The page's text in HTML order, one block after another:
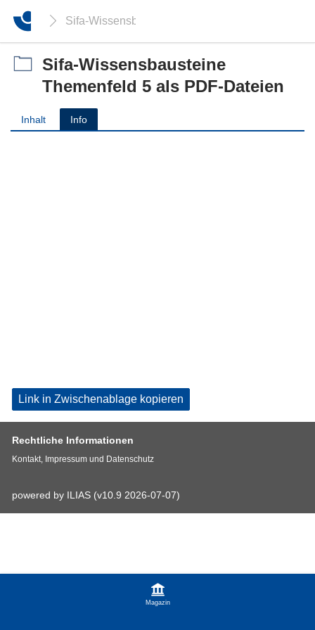
Sifa-Wissensbausteine Themenfeld 5 als PDF-
Magazin
Sifa-Wissensbausteine
Themenfeld 5 als PDF-Dateien
Inhalt Info
Link in Zwischenablage kopieren
Rechtliche Informationen
Kontakt, Impressum und Datenschutz
powered by ILIAS (v10.9 2026-07-07)